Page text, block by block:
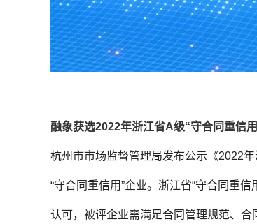
融象获选2022年浙江省A级“守合同重信
杭州市市场监督管理局发布公示《2022
“守合同重信用”企业。浙江省“守合同重
认可，被评企业需满足合同管理规范、合